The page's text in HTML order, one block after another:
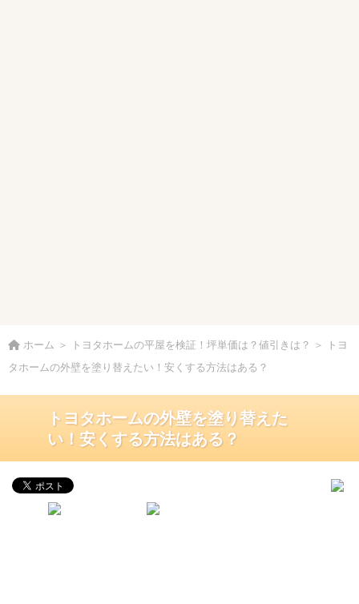
ホーム ＞ トヨタホームの平屋を検証！坪単価は？値引きは？ ＞
トヨ
タホームの外壁を塗り替えたい！安くする方法はある？
トヨタホームの外壁を塗り替えた
い！安くする方法はある？